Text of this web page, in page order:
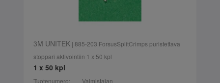
3M UNITEK| 885-203 ForsusSplitCrimps puristettava
stoppari aktivointiin 1 x 50 kpl
1 x 50 kpl
Tuotenumero:
Valmistajan